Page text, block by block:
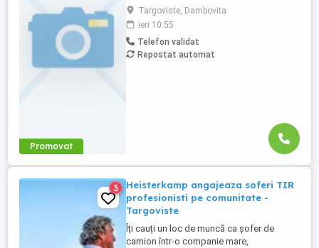
Promovat
2700 luna net 12.000 km (garantat) Prima
0,06 camion km extra peste 12000 km; +
100 prima la angajare pt. ADR; + 300 prima
pentru 6 luni lucrate; + 300 prima pentru 9
luni lucrate; + 300 prima pentru 12 luni
Targoviste, Dambovita
ieri 10:55
Telefon validat
Repostat automat
3
Heisterkamp angajeaza soferi TIR
profesionisti pe comunitate -
Targoviste
Îți cauți un loc de muncă ca șofer de
camion într-o companie mare,